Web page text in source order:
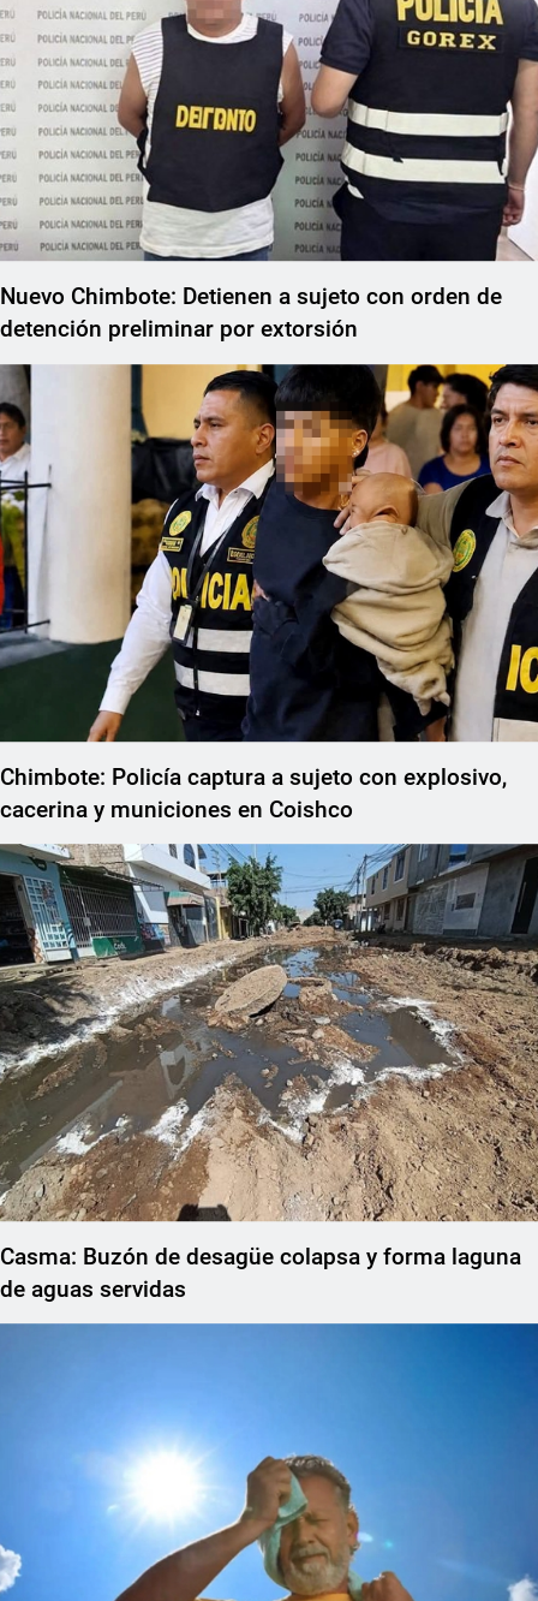
Nuevo Chimbote: Detienen a sujeto con orden de
detención preliminar por extorsión
Chimbote: Policía captura a sujeto con explosivo,
cacerina y municiones en Coishco
Casma: Buzón de desagüe colapsa y forma laguna
de aguas servidas